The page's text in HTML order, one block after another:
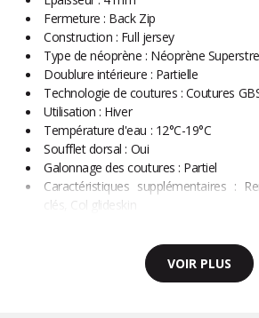
Fermeture : Back Zip
Construction : Full jersey
Type de néoprène : Néoprène
Doublure intérieure : Partielle
Technologie de coutures : Coutures
Utilisation : Hiver
Température d'eau : 12°C-19°C
Soufflet dorsal : Oui
Galonnage des coutures : Partiel
Caractéristiques supplémentaires :
clés, Col glideskin
VOIR PLUS